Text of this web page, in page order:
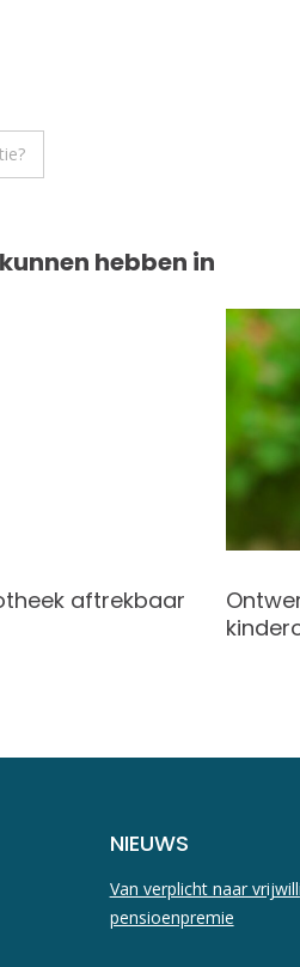
hebben in
aftrekbaar
NIEUWS
Van verplicht naar
pensioenpremie